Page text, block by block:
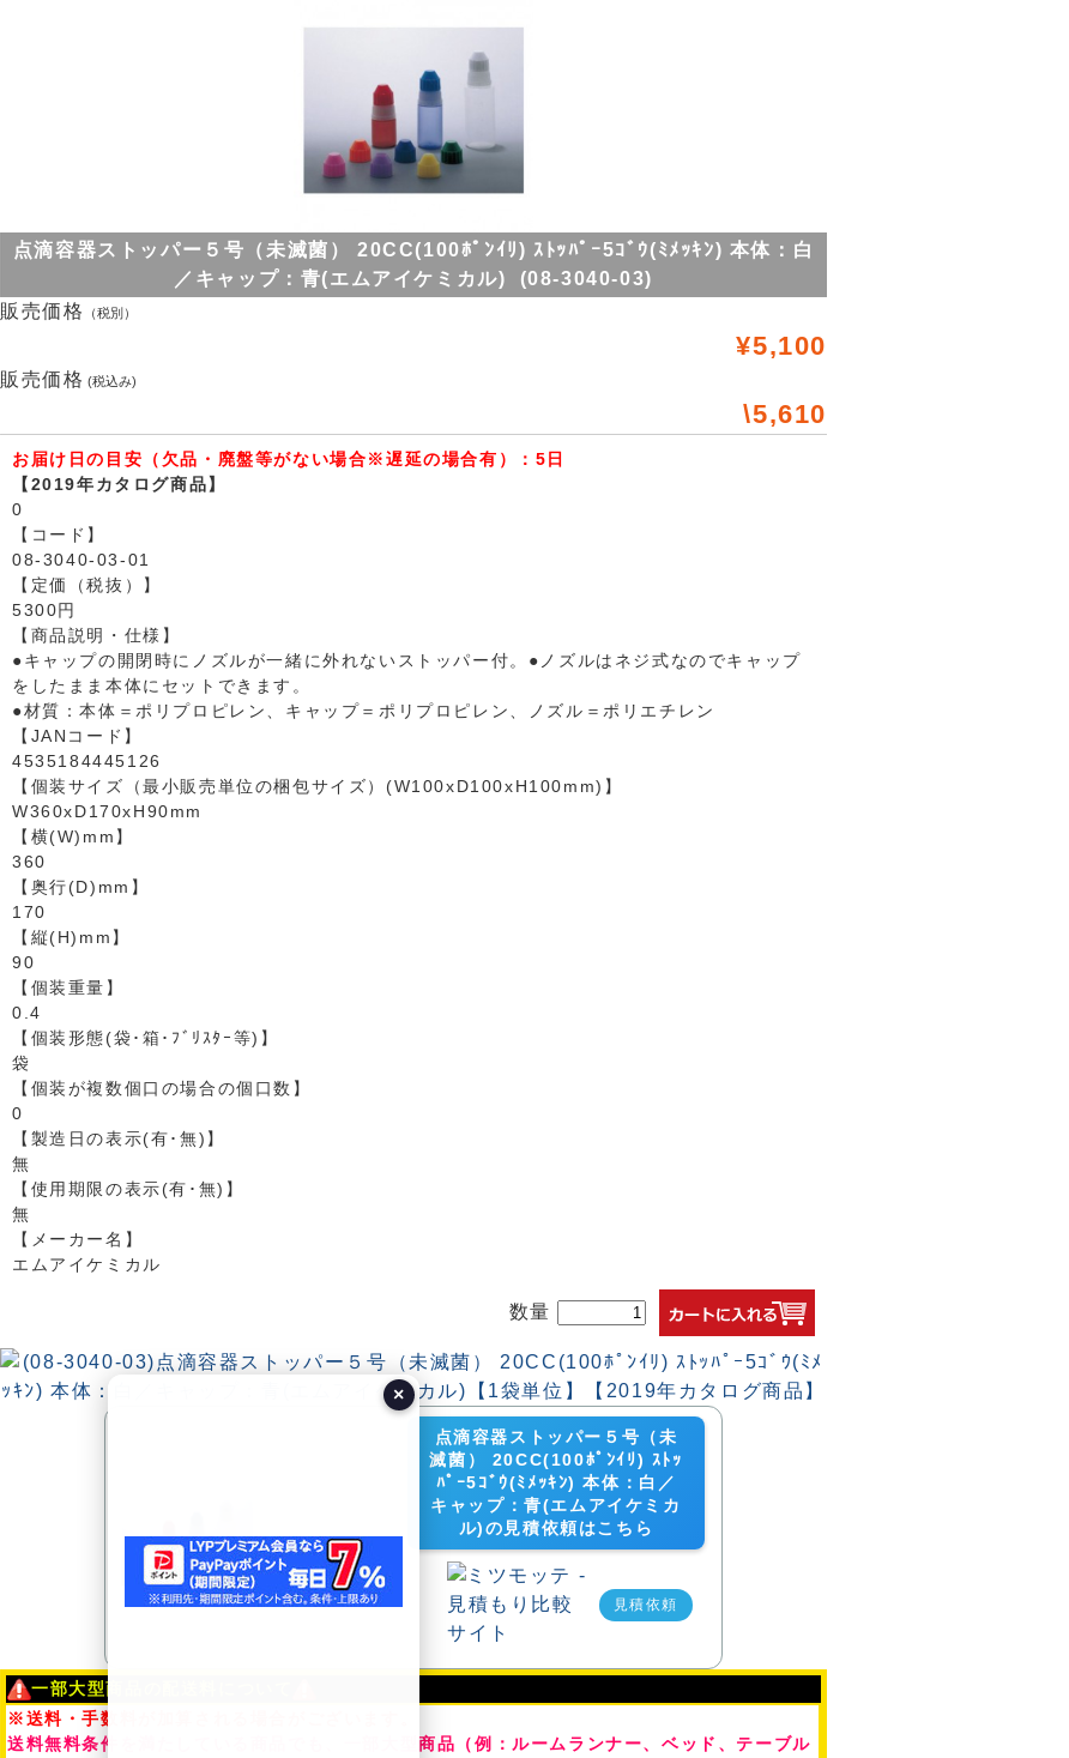
点滴容器ストッパー５号（未滅菌） 20CC(100ﾎﾟﾝｲﾘ) ｽﾄｯﾊﾟｰ5ｺﾞｳ(ﾐﾒｯｷﾝ) 本体：白
／キャップ：青(エムアイケミカル) (08-3040-03)
販売価格
（税別）
¥5,100
販売価格 (税込み)
\5,610
お届け日の目安（欠品・廃盤等がない場合※遅延の場合有）：5日
【2019年カタログ商品】
0
【コード】
08-3040-03-01
【定価（税抜）】
5300円
【商品説明・仕様】
●キャップの開閉時にノズルが一緒に外れないストッパー付。●ノズルはネジ式なのでキャップ
をしたまま本体にセットできます。
●材質：本体＝ポリプロピレン、キャップ＝ポリプロピレン、ノズル＝ポリエチレン
【JANコード】
4535184445126
【個装サイズ（最小販売単位の梱包サイズ）(W100xD100xH100mm)】
W360xD170xH90mm
【横(W)mm】
360
【奥行(D)mm】
170
【縦(H)mm】
90
【個装重量】
0.4
【個装形態(袋･箱･ﾌﾞﾘｽﾀｰ等)】
袋
【個装が複数個口の場合の個口数】
0
【製造日の表示(有･無)】
無
【使用期限の表示(有･無)】
無
【メーカー名】
エムアイケミカル
数量
点滴容器ストッパー５号（未
滅菌） 20CC(100ﾎﾟﾝｲﾘ) ｽﾄｯ
ﾊﾟｰ5ｺﾞｳ(ﾐﾒｯｷﾝ) 本体：白／
キャップ：青(エムアイケミカ
ル)の見積依頼はこちら
見積依頼
一部大型商品の配送料について
※送料・手数料が加算される場合がございます。
送料無料条件を満たしている商品でも、一部大型商品（例：ルームランナー、ベッド、テーブル
×